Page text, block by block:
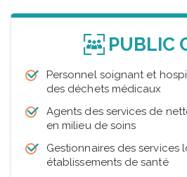
PUBLIC
Personnel soignant et
des déchets médicaux
Agents des services de
en milieu de soins
Gestionnaires des services
établissements de santé